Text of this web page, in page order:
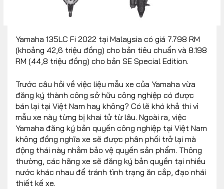
Yamaha 135LC Fi 2022 tại Malaysia có giá 7.798 RM
(khoảng 42,6 triệu đồng) cho bản tiêu chuẩn và 8.198
RM (44,8 triệu đồng) cho bản SE Special Edition.
Trước câu hỏi về việc liệu mẫu xe của Yamaha vừa
đăng ký thành công sở hữu công nghiệp có được
bán lại tại Việt Nam hay không? Có lẽ khó khả thi vì
mẫu xe này từng bị khai tử từ lâu. Ngoài ra, việc
Yamaha đăng ký bản quyền công nghiệp tại Việt Nam
không đồng nghĩa xe sẽ được phân phối trở lại mà
động thái này nhằm bảo vệ quyền sản phẩm. Thông
thường, các hãng xe sẽ đăng ký bản quyền tại nhiều
nước khác nhau để tránh tình trạng ăn cắp, đạo nhái
thiết kế xe.